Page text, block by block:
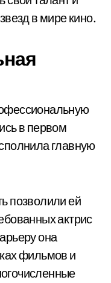
в мире кино.
в первом
главную
позволили ей
актрис
она
фильмов и